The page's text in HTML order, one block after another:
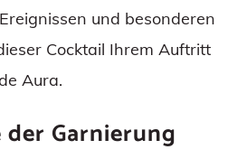
und besonderen
Cocktail Ihrem Auftritt
Aura.
der Garnierung